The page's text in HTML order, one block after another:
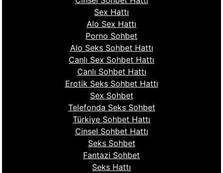
Sex Hattı
Alo Sex Hattı
Porno Sohbet
Alo Seks Sohbet Hattı
Canlı Sex Sohbet Hattı
Canlı Sohbet Hattı
Erotik Seks Sohbet Hattı
Sex Sohbet
Telefonda Seks Sohbet
Türkiye Sohbet Hattı
Cinsel Sohbet Hattı
Seks Sohbet
Fantazi Sohbet
Seks Hattı